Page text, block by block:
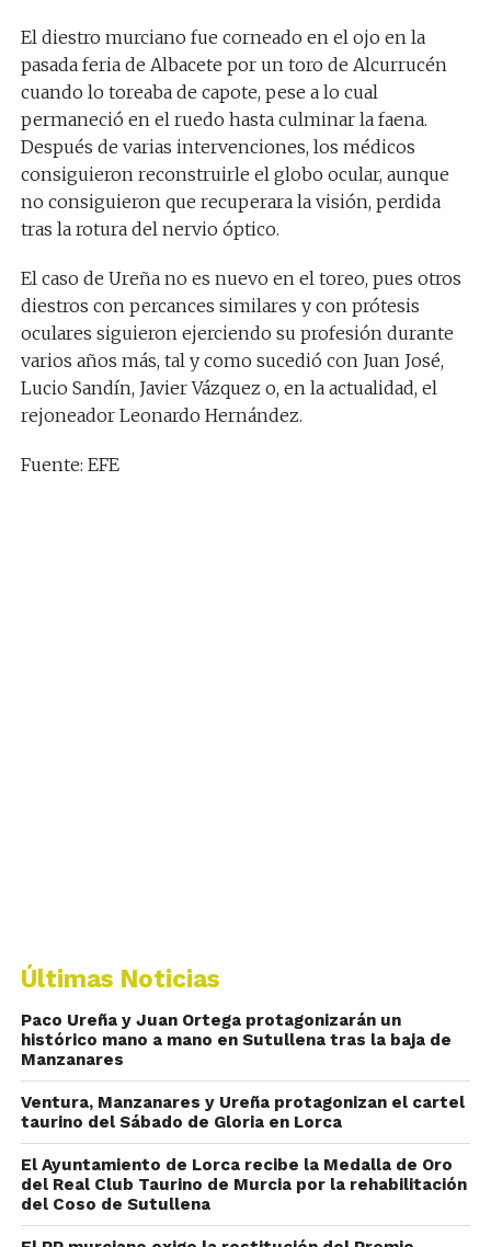
El diestro murciano fue corneado en el ojo en la
pasada feria de Albacete por un toro de Alcurrucén
cuando lo toreaba de capote, pese a lo cual
permaneció en el ruedo hasta culminar la faena.
Después de varias intervenciones, los médicos
consiguieron reconstruirle el globo ocular, aunque
no consiguieron que recuperara la visión, perdida
tras la rotura del nervio óptico.
El caso de Ureña no es nuevo en el toreo, pues otros
diestros con percances similares y con prótesis
oculares siguieron ejerciendo su profesión durante
varios años más, tal y como sucedió con Juan José,
Lucio Sandín, Javier Vázquez o, en la actualidad, el
rejoneador Leonardo Hernández.
Fuente: EFE
Últimas Noticias
Paco Ureña y Juan Ortega protagonizarán un
histórico mano a mano en Sutullena tras la baja de
Manzanares
Ventura, Manzanares y Ureña protagonizan el cartel
taurino del Sábado de Gloria en Lorca
El Ayuntamiento de Lorca recibe la Medalla de Oro
del Real Club Taurino de Murcia por la rehabilitación
del Coso de Sutullena